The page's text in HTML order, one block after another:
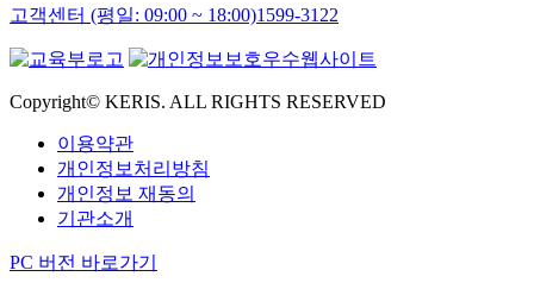
고객센터 (평일: 09:00 ~ 18:00)1599-3122
Copyright© KERIS. ALL RIGHTS RESERVED
이용약관
개인정보처리방침
개인정보 재동의
기관소개
PC 버전 바로가기